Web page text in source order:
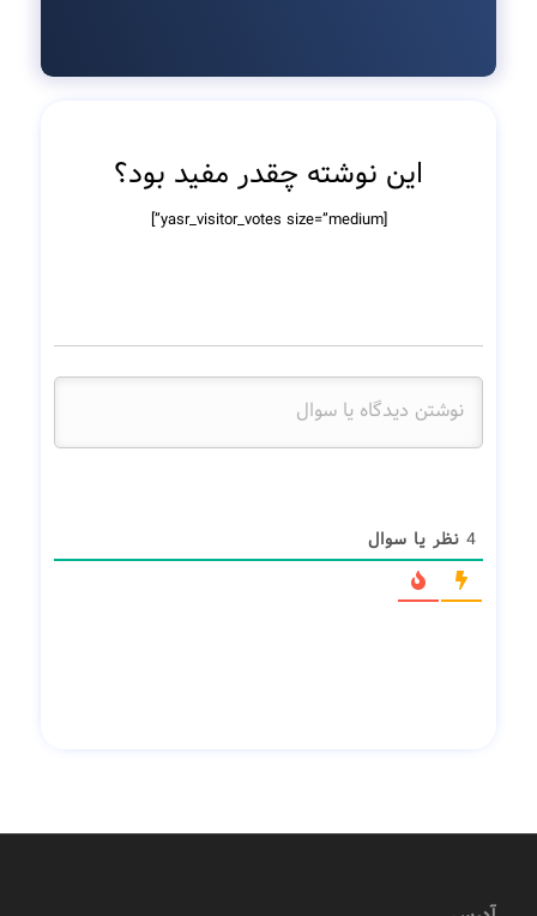
این نوشته چقدر مفید بود؟
[yasr_visitor_votes size=”medium”]
4 نظر یا سوال